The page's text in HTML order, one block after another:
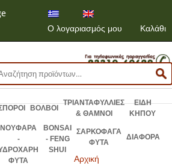
Ο λογαριασμός μου
Καλάθι
ΒΟΛΒΟΙ
ΤΡΙΑΝΤΑΦΥΛΛΙΕΣ
& ΘΑΜΝΟΙ
ΕΙΔΗ
ΚΗΠΟΥ
ΝΟΥΦΑΡΑ
-
ΦΥΤΑ
BONSAI
- FENG
SHUI
ΣΑΡΚΟΦΑΓΑ
ΦΥΤΑ
ΔΙΑΦΟΡΑ
Αρχική